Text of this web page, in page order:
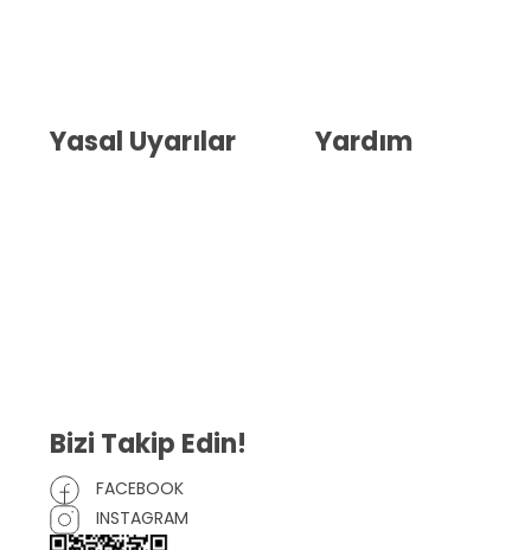
Yasal Uyarılar Yardım
Bizi Takip Edin!
FACEBOOK
INSTAGRAM